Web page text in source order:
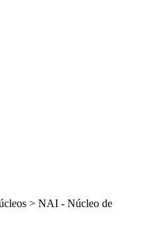
> NAI - Núcleo de